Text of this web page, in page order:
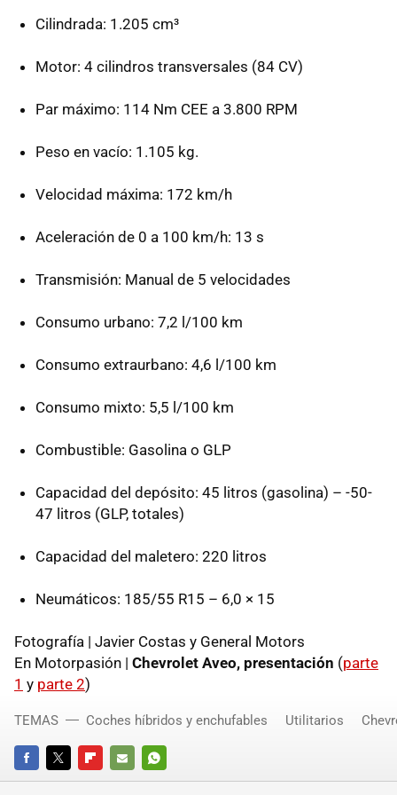
Cilindrada: 1.205 cm³
Motor: 4 cilindros transversales (84 CV)
Par máximo: 114 Nm CEE a 3.800 RPM
Peso en vacío: 1.105 kg.
Velocidad máxima: 172 km/h
Aceleración de 0 a 100 km/h: 13 s
Transmisión: Manual de 5 velocidades
Consumo urbano: 7,2 l/100 km
Consumo extraurbano: 4,6 l/100 km
Consumo mixto: 5,5 l/100 km
Combustible: Gasolina o GLP
Capacidad del depósito: 45 litros (gasolina) – -50-
47 litros (GLP, totales)
Capacidad del maletero: 220 litros
Neumáticos: 185/55 R15 – 6,0 × 15
Fotografía | Javier Costas y General Motors
En Motorpasión | Chevrolet Aveo, presentación (parte
1 y parte 2)
FACEBOOKTWITTERFLIPBOARD
E-
WHATSAPP
TEMAS Coches híbridos y enchufables Utilitarios